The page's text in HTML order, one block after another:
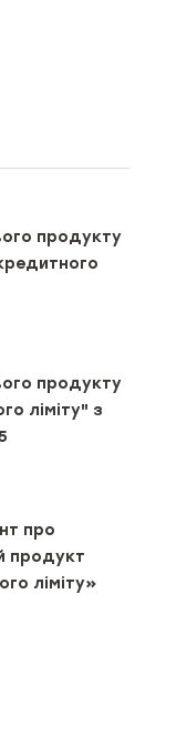
(ліміту
та/або
франшизи
договору
вступу
споживача
обов’язків,
про
продукту
продукту
ліміту" з
про
продукт
ліміту»